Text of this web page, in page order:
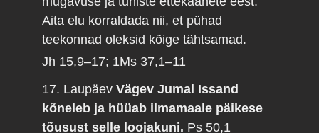
Aita elu korraldada nii, et pühad
teekonnad oleksid kõige tähtsamad.
Jh 15,9–17; 1Ms 37,1–11
17. LaupäevVägev Jumal Issand
kõneleb ja hüüab ilmamaale päikese
tõusust selle loojakuni. Ps 50,1